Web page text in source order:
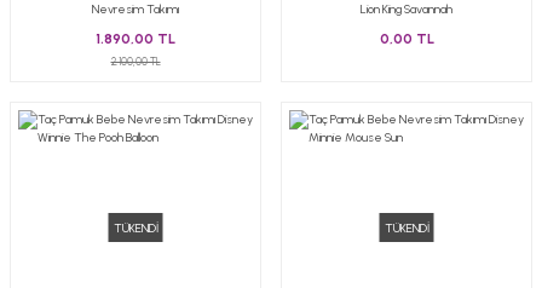
Nevresim Takımı
1.890,00 TL
2.100,00 TL
Lion King Savannah
0,00 TL
TÜKENDİ TÜKENDİ